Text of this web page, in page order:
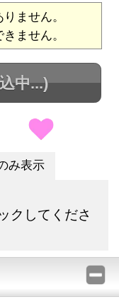
ません。
ません。
中...)
み表示
クしてくださ